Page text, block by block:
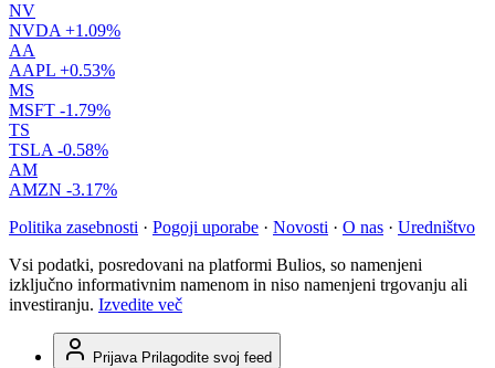
NV
NVDA +1.09%
AA
AAPL +0.53%
MS
MSFT -1.79%
TS
TSLA -0.58%
AM
AMZN -3.17%
Politika zasebnosti · Pogoji uporabe · Novosti · O nas · Uredništvo
Vsi podatki, posredovani na platformi Bulios, so namenjeni
izključno informativnim namenom in niso namenjeni trgovanju ali
investiranju. Izvedite več
Prijava Prilagodite svoj feed